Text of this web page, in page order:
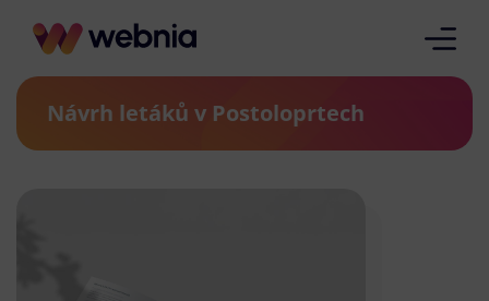
Návrh letáků v Postoloprtech